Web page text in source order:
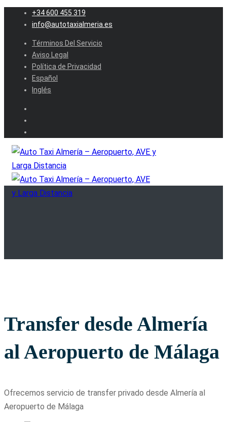
+34 600 455 319
info@autotaxialmeria.es
Términos Del Servicio
Aviso Legal
Política de Privacidad
Español
Inglés
Transfer desde Almería
al Aeropuerto de Málaga
Ofrecemos servicio de transfer privado desde Almería al
Aeropuerto de Málaga